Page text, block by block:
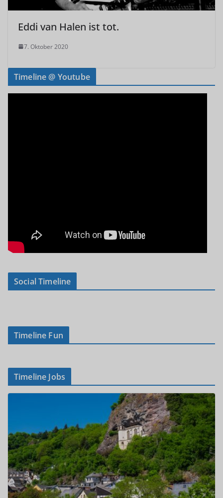
Eddi van Halen ist tot.
7. Oktober 2020
Timeline @ Youtube
Social Timeline
Timeline Fun
Timeline Jobs